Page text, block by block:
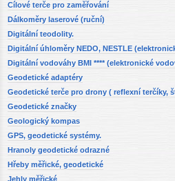
Cílové terče pro zaměřování
Dálkoměry laserové (ruční)
Digitální teodolity.
Digitální úhloměry NEDO, NESTLE
Digitální vodováhy BMI **** (elektronické
Geodetické adaptéry
Geodetické terče pro drony ( reflexní terčíky,
Geodetické značky
Geologický kompas
GPS, geodetické systémy.
Hranoly geodetické odrazné
Hřeby měřické, geodetické
Jehly měřické